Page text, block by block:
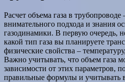
Расчет объема газа в трубопроводе
внимательного подхода и знания
газодинамики. В первую очередь,
какой тип газа вы планируете
физические свойства –
Важно учитывать, что объем газа
зависимости от этих параметров,
правильные формулы и учитывать